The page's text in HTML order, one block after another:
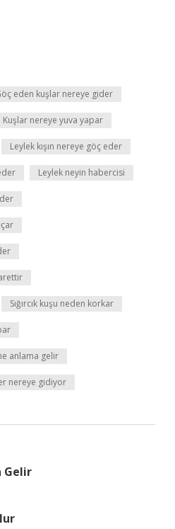
eden kuşlar nereye gider
Kuşlar nereye yuva yapar
Leylek kışın nereye göç eder
Leylek neyin habercisi
Sığırcık kuşu neden korkar
anlama gelir
nereye gidiyor
Gelir